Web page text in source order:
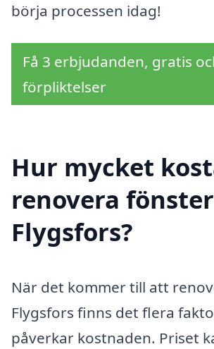
börja processen idag!
Få 3 erbjudanden, gratis
förpliktelser
Hur mycket
renovera
Flygsfors?
När det kommer till att
Flygsfors finns det flera
påverkar kostnaden. Priset